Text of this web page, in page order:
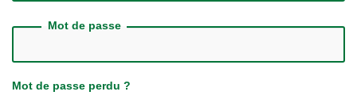
Mot de passe
Mot de passe perdu ?